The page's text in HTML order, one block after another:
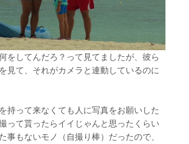
をしてんだろ？って見てましたが、彼ら
見て、それがカメラと連動しているのに
持って来なくても人に写真をお願いした
って貰ったらイイじゃんと思ったくらい
事もないモノ（自撮り棒）だったので、